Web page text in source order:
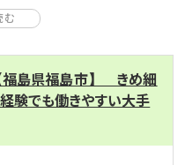
目の特徴について確認しま
します。脳神経外科は脳外
術による治療を行う科目で
、脳梗塞、くも膜下出血、
。これらの病気に対して、
管内手術（カテーテル治
む
島県福島市】 きめ細
験でも働きやすい大手